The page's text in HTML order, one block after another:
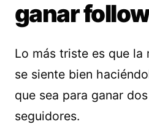
ganar
Lo más triste es que la
se siente bien
que sea para ganar
seguidores.